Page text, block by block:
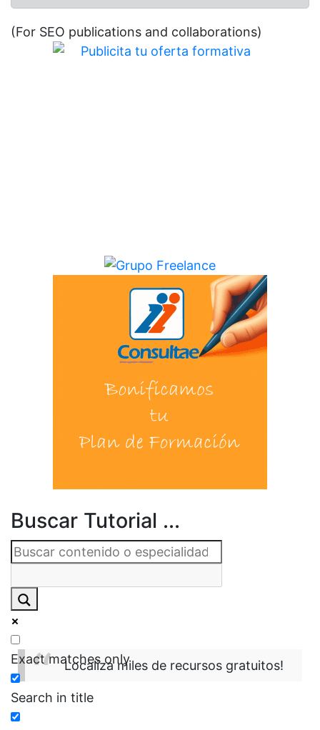
(For SEO publications and collaborations)
Buscar Tutorial ...
Exact matches only
Search in title
Localiza miles de recursos gratuitos!